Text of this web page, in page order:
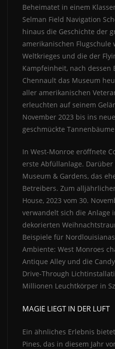
Beheimatet in einem
Selman Field Navigation
hinaus die Geschichte der
amerikanischen Flugschule
Weltkrieges und die der
Kampfeinheit, nach dessen
Chennault das Museum
aller amerikanischen
erleuchten auf seinem
November 2023 bis ins
geschmückte
In West-Monroe eröffnete
erste Abfüllanlage.
Museum & Gardens, das
Betreibers. Zum
House, 2023 vom 30.
verwandelt sich die Anlage
dekorierten
Beispiele für
Ambiente: West Monroes
Antique Alley und die
Drive-Through
Millionen Leuchtkörper in
MAGIE LIEGT IN DER LUFT
Ein ähnliches Erlebnis
Pines, das in diesem Jahr